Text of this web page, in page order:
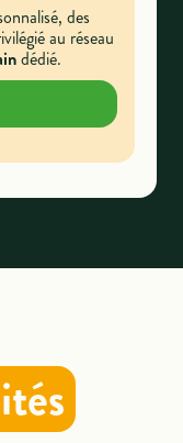
des
au réseau
dédié.